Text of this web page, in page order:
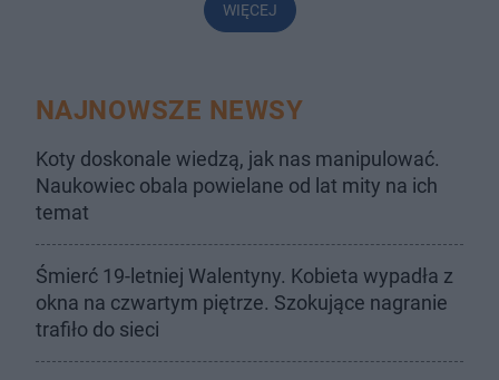
WIĘCEJ
NAJNOWSZE NEWSY
Koty doskonale wiedzą, jak nas manipulować.
Naukowiec obala powielane od lat mity na ich
temat
Śmierć 19-letniej Walentyny. Kobieta wypadła z
okna na czwartym piętrze. Szokujące nagranie
trafiło do sieci